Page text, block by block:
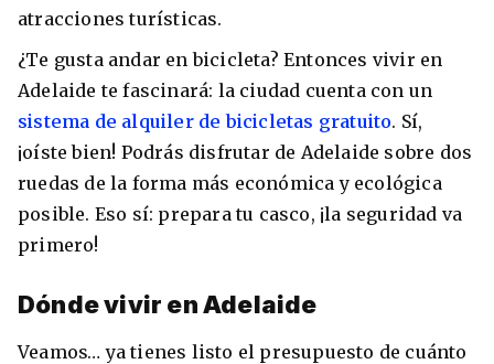
atracciones turísticas.
¿Te gusta andar en bicicleta? Entonces vivir en
Adelaide te fascinará: la ciudad cuenta con un
sistema de alquiler de bicicletas gratuito. Sí,
¡oíste bien! Podrás disfrutar de Adelaide sobre dos
ruedas de la forma más económica y ecológica
posible. Eso sí: prepara tu casco, ¡la seguridad va
primero!
Dónde vivir en Adelaide
Veamos… ya tienes listo el presupuesto de cuánto